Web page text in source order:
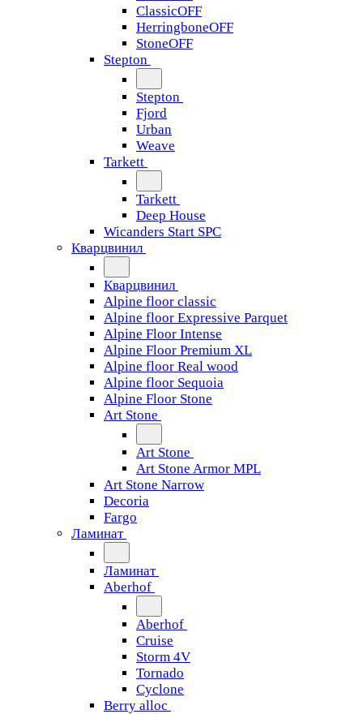
ClassicOFF
HerringboneOFF
StoneOFF
Stepton
Stepton
Fjord
Urban
Weave
Tarkett
Tarkett
Deep House
Wicanders Start SPC
Кварцвинил
Кварцвинил
Alpine floor classic
Alpine floor Expressive Parquet
Alpine Floor Intense
Alpine Floor Premium XL
Alpine floor Real wood
Alpine floor Sequoia
Alpine Floor Stone
Art Stone
Art Stone
Art Stone Armor MPL
Art Stone Narrow
Decoria
Fargo
Ламинат
Ламинат
Aberhof
Aberhof
Cruise
Storm 4V
Tornado
Сyclone
Berry alloc